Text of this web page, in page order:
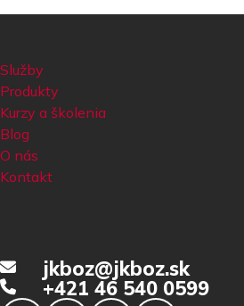
Služby
Produkty
Kurzy a školenia
Blog
O nás
Kontakt
jkboz@jkboz.sk
+421 46 540 0599